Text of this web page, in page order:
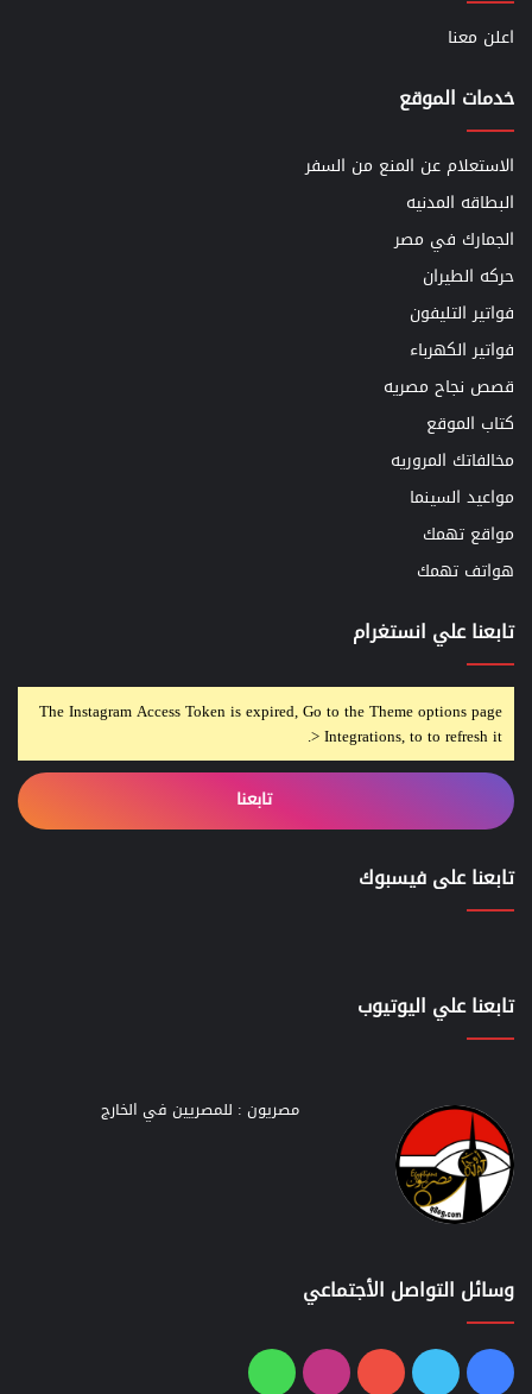
اعلن معنا
خدمات الموقع
الاستعلام عن المنع من السفر
البطاقه المدنيه
الجمارك في مصر
حركه الطيران
فواتير التليفون
فواتير الكهرباء
قصص نجاح مصريه
كتاب الموقع
مخالفاتك المروريه
مواعيد السينما
مواقع تهمك
هواتف تهمك
تابعنا علي انستغرام
The Instagram Access Token is expired, Go to the Theme options page
> Integrations, to to refresh it.
تابعنا
تابعنا على فيسبوك
تابعنا علي اليوتيوب
مصريون : للمصريين في الخارج
وسائل التواصل الأجتماعي
فيسبوك
تويتر يوتيوبانستقرامواتساب